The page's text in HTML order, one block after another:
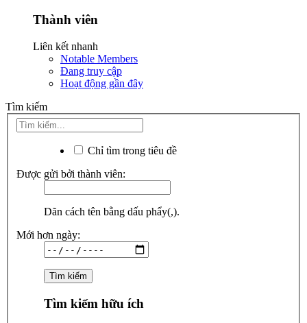
Thành viên
Liên kết nhanh
Notable Members
Đang truy cập
Hoạt động gần đây
Tìm kiếm
Chỉ tìm trong tiêu đề
Được gửi bởi thành viên:
Dãn cách tên bằng dấu phẩy(,).
Mới hơn ngày:
Tìm kiếm hữu ích